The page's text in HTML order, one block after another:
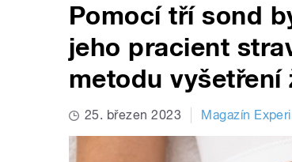
Pomocí tří sond
jeho pracient
metodu vyšetření
25. březen 2023 Magazín